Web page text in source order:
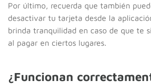
Por último, recuerda que también
desactivar tu tarjeta desde la
brinda tranquilidad en caso de que te
al pagar en ciertos lugares.
¿Funcionan